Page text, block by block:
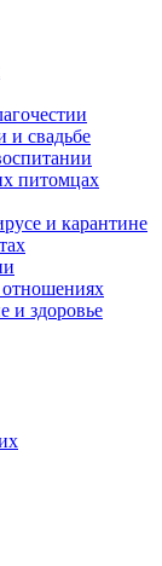
и свадьбе
питомцах
и карантине
и здоровье